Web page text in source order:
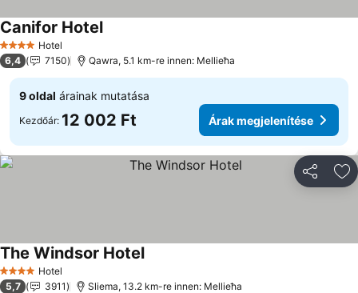
4 KategóriaHotel
Canifor Hotel
6,4 7150 Qawra, 5.1 km-re innen: Mellieħa
9 oldal árainak mutatása
Kezdőár: 12 002 Ft Árak megjelenítése
4 KategóriaHotel
The Windsor Hotel
5,7 3911 Sliema, 13.2 km-re innen: Mellieħa